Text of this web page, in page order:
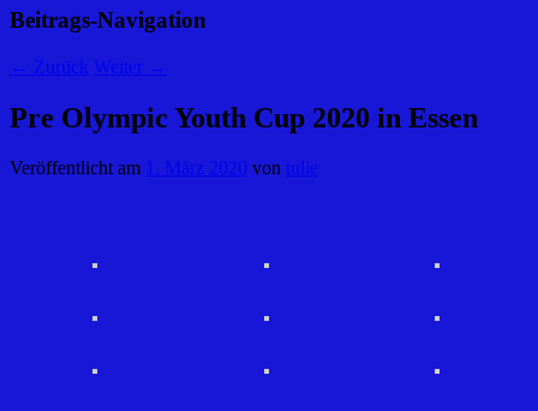
Beitrags-Navigation
← Zurück Weiter →
Pre Olympic Youth Cup 2020 in Essen
Veröffentlicht am 1. März 2020 von tulie